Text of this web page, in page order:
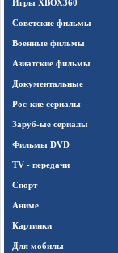
Игры ХВОХ360
Cоветские фильмы
Военные фильмы
Азиатские фильмы
Документальные
Рос-кие сериалы
Заруб-ые сериалы
Фильмы DVD
TV - передачи
Спорт
Аниме
Картинки
Для мобилы